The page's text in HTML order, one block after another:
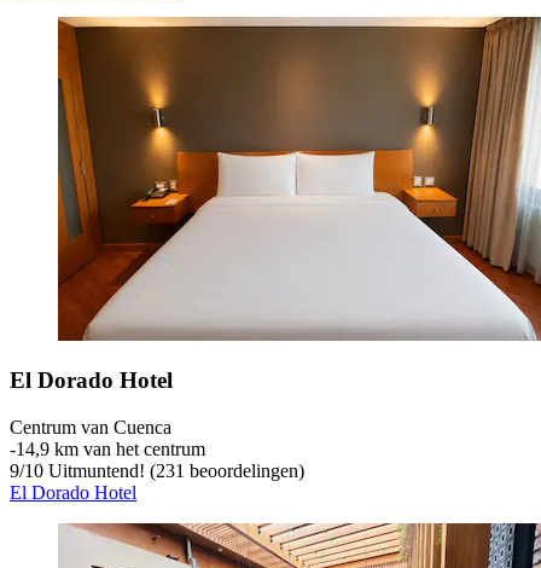
El Dorado Hotel
Centrum van Cuenca
‐14,9 km van het centrum
9/10 Uitmuntend! (231 beoordelingen)
El Dorado Hotel